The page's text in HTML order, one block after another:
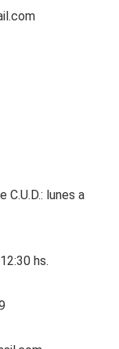
lunes a
hs.